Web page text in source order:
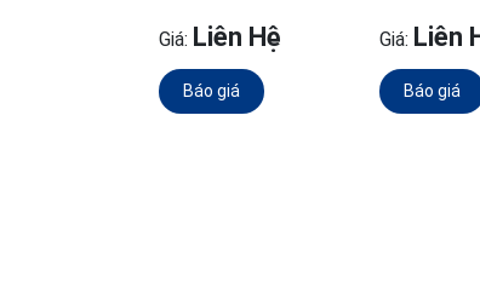
Giá: Liên Hệ
Báo giá
Giá: Liên
Báo giá